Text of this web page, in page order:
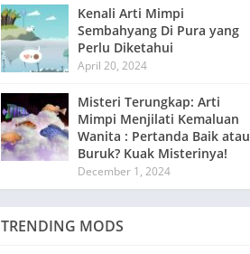
Kenali Arti Mimpi
Sembahyang Di Pura yang
Perlu Diketahui
April 20, 2024
Misteri Terungkap: Arti
Mimpi Menjilati Kemaluan
Wanita : Pertanda Baik atau
Buruk? Kuak Misterinya!
December 1, 2024
TRENDING MODS